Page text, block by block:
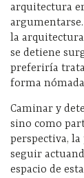
arquitectura
la
se detiene
preferiría
forma
Caminar y
sino como
perspectiva,
seguir
espacio de